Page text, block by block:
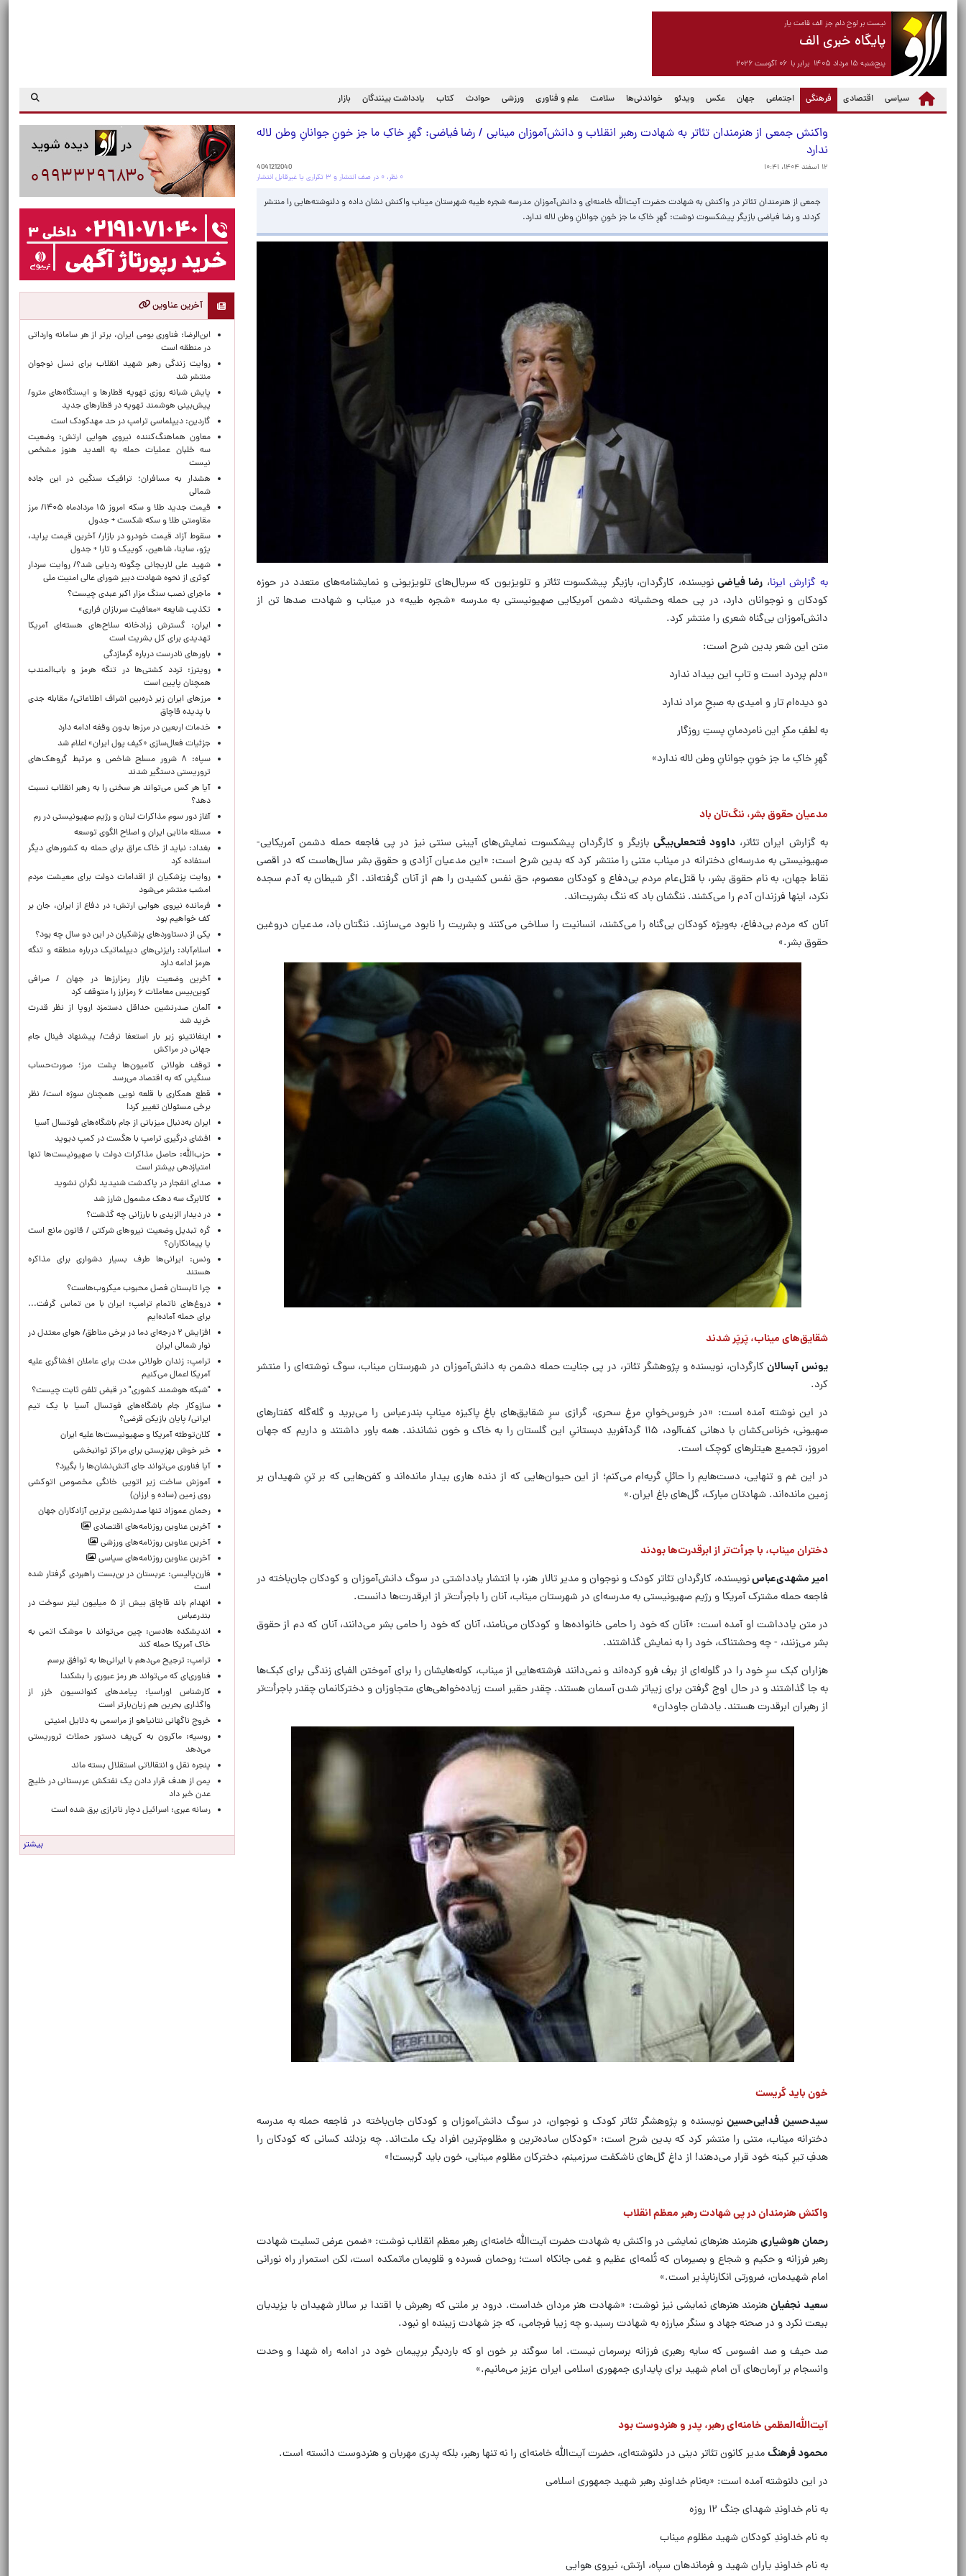
نیست بر لوح دلم جز الف قامت یار
پایگاه خبری الف
پنج‌شنبه ۱۵ مرداد ۱۴۰۵ برابر با ۰۶ آگوست ۲۰۲۶
سیاسی اقتصادی فرهنگی
(current) اجتماعی جهان عکس ویدئو خواندنی‌ها سلامت علم و فناوری ورزشی حوادث کتاب یادداشت بینندگان بازار
واکنش جمعی از هنرمندان تئاتر به شهادت رهبر انقلاب و دانش‌آموزان مینابی / رضا فیاضی: گهرِ خاکِ ما جز خونِ جوانانِ وطن لاله
ندارد
۱۲ اسفند ۱۴۰۴، ۱۰:۴۱
4041212040
۰ نظر، ۰ در صف انتشار و ۳ تکراری یا غیرقابل انتشار
جمعی از هنرمندان تئاتر در واکنش به شهادت حضرت آیت‌الله خامنه‌ای و دانش‌آموزان مدرسه شجره طیبه شهرستان میناب واکنش نشان داده و دلنوشته‌هایی را منتشر
کردند و رضا فیاضی بازیگر پیشکسوت نوشت: گهرِ خاکِ ما جز خونِ جوانانِ وطن لاله ندارد.
به گزارش ایرنا، رضا فیاضینویسنده، کارگردان، بازیگر پیشکسوت تئاتر و تلویزیون که سریال‌های تلویزیونی و نمایشنامه‌های متعدد در حوزه
کودکان و نوجوانان دارد، در پی حمله وحشیانه دشمن آمریکایی صهیونیستی به مدرسه «شجره طیبه» در میناب و شهادت صدها تن از
دانش‌آموزان بی‌گناه شعری را منتشر کرد.
متن این شعر بدین شرح است:
«دلم پردرد است و تابِ این بیداد ندارد
دو دیده‌ام تار و امیدی به صبحِ مراد ندارد
به لطفِ مکرِ این نامردمانِ پستِ روزگار
گهرِ خاکِ ما جز خونِ جوانانِ وطن لاله ندارد»
مدعیان حقوق بشر، ننگ‌تان باد
به گزارش ایران تئاتر،داوود فتحعلی‌بیگی بازیگر و کارگردان پیشکسوت نمایش‌های آیینی سنتی نیز در پی فاجعه حمله دشمن آمریکایی-
صهیونیستی به مدرسه‌ای دخترانه در میناب متنی را منتشر کرد که بدین شرح است: «این مدعیان آزادی و حقوق بشر سال‌هاست که در اقصی
نقاط جهان، به نام حقوق بشر، با قتل‌عام مردم بی‌دفاع و کودکان معصوم، حق نفس کشیدن را هم از آنان گرفته‌اند. اگر شیطان به آدم سجده
نکرد، اینها فرزندان آدم را می‌کشند. ننگشان باد که ننگ بشریت‌اند.
آنان که مردم بی‌دفاع، به‌ویژه کودکان بی‌گناه را می‌کشند، انسانیت را سلاخی می‌کنند و بشریت را نابود می‌سازند. ننگتان باد، مدعیان دروغین
حقوق بشر.»
شقایق‌های میناب، پَرپَر شدند
یونس آبسالانکارگردان، نویسنده و پژوهشگر تئاتر، در پی جنایت حمله دشمن به دانش‌آموزان در شهرستان میناب، سوگ نوشته‌ای را منتشر
کرد.
در این نوشته آمده است: «در خروس‌خوانِ مرغِ سحری، گرازی سرِ شقایق‌های باغِ پاکیزه مینابِ بندرعباس را می‌برید و گله‌گله کفتارهای
صهیونی، خرناس‌کشان با دهانی کف‌آلود، ۱۱۵ گردآفریدِ دبستانیِ این گلستان را به خاک و خون نشاندند. همه باور داشتند و داریم که جهان
امروز، تجمیع هیتلرهای کوچک است.
در این غم و تنهایی، دست‌هایم را حائلِ گریه‌ام می‌کنم؛ از این حیوان‌هایی که از دنده هاری بیدار مانده‌اند و کفن‌هایی که بر تنِ شهیدان بر
زمین مانده‌اند. شهادتان مبارک، گل‌های باغ ایران.»
دختران میناب، با جرأت‌تر از ابرقدرت‌ها بودند
امیر مشهدی‌عباسنویسنده، کارگردان تئاتر کودک و نوجوان و مدیر تالار هنر، با انتشار یادداشتی در سوگ دانش‌آموزان و کودکان جان‌باخته در
فاجعه حمله مشترک آمریکا و رژیم صهیونیستی به مدرسه‌ای در شهرستان میناب، آنان را باجرأت‌تر از ابرقدرت‌ها دانست.
در متن یادداشت او آمده است: «آنان که خود را حامی خانواده‌ها و کودکان می‌نامند، آنان که خود را حامی بشر می‌دانند، آنان که دم از حقوق
بشر می‌زنند، - چه وحشتناک، خود را به نمایش گذاشتند.
هزاران کبک سرِ خود را در گلوله‌ای از برف فرو کرده‌اند و نمی‌دانند فرشته‌هایی از میناب، کوله‌هایشان را برای آموختن الفبای زندگی برای کبک‌ها
به جا گذاشتند و در حال اوج گرفتن برای زیباتر شدن آسمان هستند. چقدر حقیر است زیاده‌خواهی‌های متجاوزان و دخترکانمان چقدر باجرأت‌تر
از رهبران ابرقدرت هستند. یادشان جاودان»
خون باید گریست
سیدحسین فدایی‌حسیننویسنده و پژوهشگر تئاتر کودک و نوجوان، در سوگ دانش‌آموزان و کودکان جان‌باخته در فاجعه حمله به مدرسه
دخترانه میناب، متنی را منتشر کرد که بدین شرح است: «کودکان ساده‌ترین و مظلوم‌ترین افراد یک ملت‌اند. چه بزدلند کسانی که کودکان را
هدفِ تیرِ کینه خود قرار می‌دهند! از داغِ گل‌های ناشکفت سرزمینم، دخترکان مظلوم مینابی، خون باید گریست!»
واکنش هنرمندان در پی شهادت رهبر معظم انقلاب
رحمان هوشیاریهنرمند هنرهای نمایشی در واکنش به شهادت حضرت آیت‌الله خامنه‌ای رهبر معظم انقلاب نوشت: «ضمن عرض تسلیت شهادت
رهبر فرزانه و حکیم و شجاع و بصیرمان که ثُلمه‌ای عظیم و غمی جانکاه است؛ روحمان فسرده و قلوبمان ماتمکده است، لکن استمرار راه نورانی
امام شهیدمان، ضرورتی انکارناپذیر است.»
سعید نجفیانهنرمند هنرهای نمایشی نیز نوشت: «شهادت هنر مردان خداست. درود بر ملتی که رهبرش با اقتدا بر سالار شهیدان با یزیدیان
بیعت نکرد و در صحنه جهاد و سنگر مبارزه به شهادت رسید.و چه زیبا فرجامی، که جز شهادت زیبنده او نبود.
صد حیف و صد افسوس که سایه رهبری فرزانه برسرمان نیست. اما سوگند بر خون او که باردیگر برپیمان خود در ادامه راه شهدا و وحدت
وانسجام بر آرمان‌های آن امام شهید برای پایداری جمهوری اسلامی ایران عزیز می‌مانیم.»
آیت‌الله‌العظمی خامنه‌ای رهبر، پدر و هنردوست بود
محمود فرهنگمدیر کانون تئاتر دینی در دلنوشته‌ای، حضرت آیت‌الله خامنه‌ای را نه تنها رهبر، بلکه پدری مهربان و هنردوست دانسته است.
در این دلنوشته آمده است: «به‌نام خداوندِ رهبر شهید جمهوری اسلامی
به‌ نام خداوندِ شهدای جنگ ۱۲ روزه
به‌ نام خداوندِ کودکان شهید مظلوم میناب
به‌ نام خداوندِ یاران شهید و فرماندهان سپاه، ارتش، نیروی هوایی
آخرین عناوین
ابن‌الرضا: فناوری بومی ایران، برتر از هر سامانه وارداتی
در منطقه است
روایت زندگی رهبر شهید انقلاب برای نسل نوجوان
منتشر شد
پایش شبانه روزی تهویه قطارها و ایستگاه‌های مترو/
پیش‌بینی هوشمند تهویه در قطارهای جدید
گاردین: دیپلماسی ترامپ در حد مهدکودک است
معاون هماهنگ‌کننده نیروی هوایی ارتش: وضعیت
سه خلبان عملیات حمله به العدید هنوز مشخص
نیست
هشدار به مسافران؛ ترافیک سنگین در این جاده
شمالی
قیمت جدید طلا و سکه امروز ۱۵ مردادماه ۱۴۰۵/ مرز
مقاومتی طلا و سکه شکست + جدول
سقوط آزاد قیمت خودرو در بازار/ آخرین قیمت پراید،
پژو، ساینا، شاهین، کوییک و تارا + جدول
شهید علی لاریجانی چگونه ردیابی شد؟/ روایت سردار
کوثری از نحوه شهادت دبیر شورای عالی امنیت ملی
ماجرای نصب سنگ مزار اکبر عبدی چیست؟
تکذیب شایعه «معافیت سربازان فراری»
ایران: گسترش زرادخانه سلاح‌های هسته‌ای آمریکا
تهدیدی برای کل بشریت است
باورهای نادرست درباره گرمازدگی
رویترز: تردد کشتی‌ها در تنگه هرمز و باب‌المندب
همچنان پایین است
مرزهای ایران زیر ذره‌بین اشراف اطلاعاتی/ مقابله جدی
با پدیده قاچاق
خدمات اربعین در مرزها بدون وقفه ادامه دارد
جزئیات فعال‌سازی «کیف پول ایران» اعلام شد
سپاه: ۸ شرور مسلح شاخص و مرتبط گروهک‌های
تروریستی دستگیر شدند
آیا هر کس می‌تواند هر سخنی را به رهبر انقلاب نسبت
دهد؟
آغاز دور سوم مذاکرات لبنان و رژیم صهیونیستی در رم
مسئله مانایی ایران و اصلاح الگوی توسعه
بغداد: نباید از خاک عراق برای حمله به کشورهای دیگر
استفاده کرد
روایت پزشکیان از اقدامات دولت برای معیشت مردم
امشب منتشر می‌شود
فرمانده نیروی هوایی ارتش: در دفاع از ایران، جان بر
کف خواهیم بود
یکی از دستاوردهای پزشکیان در این دو سال چه بود؟
اسلام‌آباد: رایزنی‌های دیپلماتیک درباره منطقه و تنگه
هرمز ادامه دارد
آخرین وضعیت بازار رمزارزها در جهان / صرافی
کوین‌بیس معاملات ۶ رمزارز را متوقف کرد
آلمان صدرنشین حداقل دستمزد اروپا از نظر قدرت
خرید شد
اینفانتینو زیر بار استعفا نرفت/ پیشنهاد فینال جام
جهانی در مراکش
توقف طولانی کامیون‌ها پشت مرز؛ صورت‌حساب
سنگینی که به اقتصاد می‌رسد
قطع همکاری با قلعه نویی همچنان سوژه است/ نظر
برخی مسئولان تغییر کرد!
ایران به‌دنبال میزبانی از جام باشگاه‌های فوتسال آسیا
افشای درگیری ترامپ با هگست در کمپ دیوید
حزب‌الله: حاصل مذاکرات دولت با صهیونیست‌ها تنها
امتیازدهی‌ بیشتر است
صدای انفجار در پاکدشت شنیدید نگران نشوید
کالابرگ سه دهک مشمول شارز شد
در دیدار الزیدی با بارزانی چه گذشت؟
گره تبدیل وضعیت نیروهای شرکتی / قانون مانع است
یا پیمانکاران؟
ونس: ایرانی‌ها طرف بسیار دشواری برای مذاکره
هستند
چرا تابستان فصل محبوب میکروب‌هاست؟
دروغ‌های ناتمام ترامپ: ایران با من تماس گرفت...
برای حمله آماده‌ایم
افزایش ۲ درجه‌ای دما در برخی مناطق/ هوای معتدل در
نوار شمالی ایران
ترامپ: زندان طولانی مدت برای عاملان افشاگری‌ علیه
آمریکا اعمال می‌کنیم
"شبکه هوشمند کشوری" در قبض تلفن ثابت چیست؟
سازوکار جام باشگاه‌های فوتسال آسیا با یک تیم
ایرانی/ پایان بازیکن قرضی؟
کلان‌توطئه آمریکا و صهیونیست‌ها علیه ایران
خبر خوش بهزیستی برای مراکز توانبخشی
آیا فناوری می‌تواند جای آتش‌نشان‌ها را بگیرد؟
آموزش ساخت زیر اتویی خانگی مخصوص اتوکشی
روی زمین (ساده و ارزان)
رحمان عموزاد تنها صدرنشین برترین آزادکاران جهان
آخرین عناوین روزنامه‌های اقتصادی
آخرین عناوین روزنامه‌های ورزشی
آخرین عناوین روزنامه‌های سیاسی
فارن‌پالیسی: عربستان در بن‌بست راهبردی گرفتار شده
است
انهدام باند قاچاق بیش از ۵ میلیون لیتر سوخت در
بندرعباس
اندیشکده هادسن: چین می‌تواند با موشک اتمی به
خاک آمریکا حمله کند
ترامپ: ترجیح می‌دهم با ایرانی‌‌ها به توافق برسم
فناوری‌ای که می‌تواند هر رمز عبوری را بشکند!
کارشناس اوراسیا: پیامدهای کنوانسیون خزر از
واگذاری بحرین هم زیان‌بارتر است
خروج ناگهانی نتانیاهو از مراسمی به دلایل امنیتی
روسیه: ماکرون به کی‌یف دستور حملات تروریستی
می‌دهد
پنجره‌ نقل و انتقالاتی استقلال بسته ماند
یمن از هدف قرار دادن یک نفتکش عربستانی در خلیج
عدن خبر داد
رسانه عبری: اسرائیل دچار ناترازی برق شده است
بیشتر